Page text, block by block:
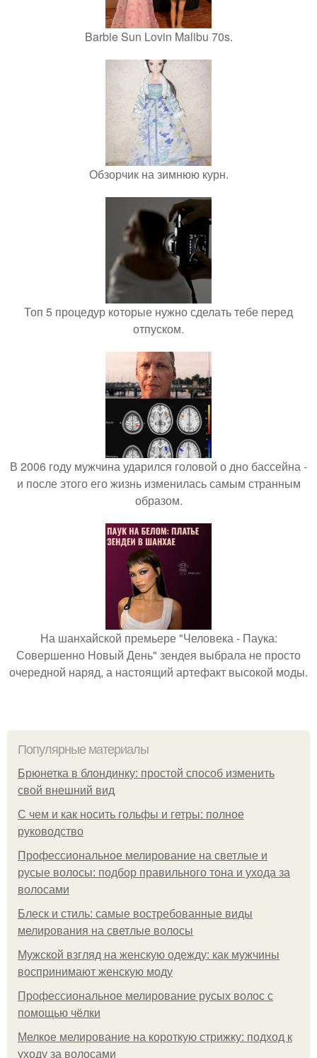
Barbie Sun Lovin Malibu 70s.
Обзорчик на зимнюю курн.
Топ 5 процедур которые нужно сделать тебе перед
отпуском.
В 2006 году мужчина ударился головой о дно бассейна -
и после этого его жизнь изменилась самым странным
образом.
На шанхайской премьере "Человека - Паука:
Совершенно Новый День" зендея выбрала не просто
очередной наряд, а настоящий артефакт высокой моды.
Популярные материалы
Брюнетка в блондинку: простой способ изменить
свой внешний вид
С чем и как носить гольфы и гетры: полное
руководство
Профессиональное мелирование на светлые и
русые волосы: подбор правильного тона и ухода за
волосами
Блеск и стиль: самые востребованные виды
мелирования на светлые волосы
Мужской взгляд на женскую одежду: как мужчины
воспринимают женскую моду
Профессиональное мелирование русых волос с
помощью чёлки
Мелкое мелирование на короткую стрижку: подход к
уходу за волосами